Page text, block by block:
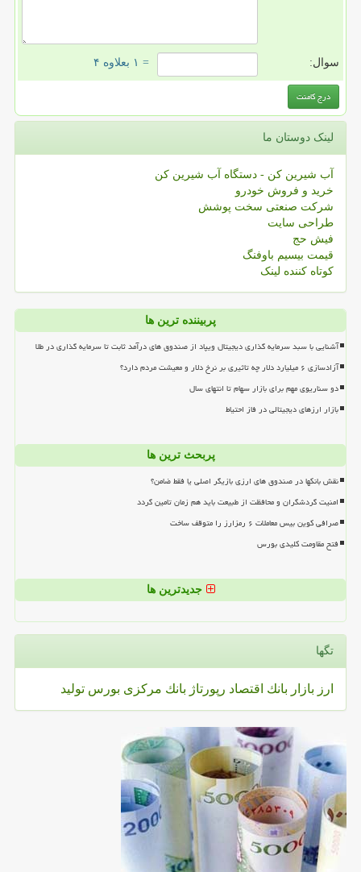
سوال: = ۱ بعلاوه ۴
لینک دوستان ما
آب شیرین کن - دستگاه آب شیرین کن
خرید و فروش خودرو
شرکت صنعتی سخت پوشش
طراحی سایت
فیش حج
قیمت بیسیم باوفنگ
کوتاه کننده لینک
پربیننده ترین ها
آشنایی با سبد سرمایه گذاری دیجیتال ویپاد از صندوق های درآمد ثابت تا سرمایه گذاری در طلا
آزادسازی ۶ میلیارد دلار چه تاثیری بر نرخ دلار و معیشت مردم دارد؟
دو سناریوی مهم برای بازار سهام تا انتهای سال
بازار ارزهای دیجیتالی در فاز احتیاط
پربحث ترین ها
نقش بانکها در صندوق های ارزی بازیگر اصلی یا فقط ضامن؟
امنیت گردشگران و محافظت از طبیعت باید هم زمان تامین گردد
صرافی کوین بیس معاملات ۶ رمزارز را متوقف ساخت
فتح مقاومت کلیدی بورس
جدیدترین ها
تگها
ارز بازار بانك اقتصاد رپورتاژ بانك مركزی بورس تولید